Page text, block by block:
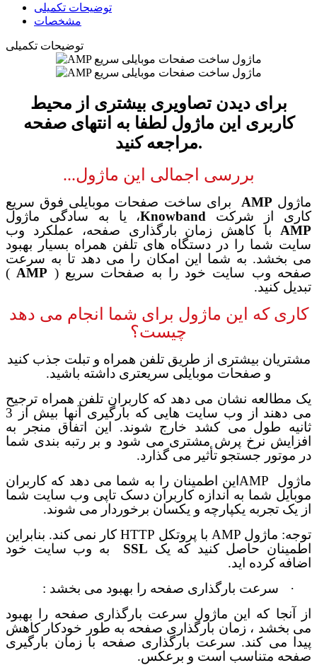
توضیحات تکمیلی
مشخصات
توضیحات تکمیلی
برای دیدن تصاویری بیشتری از محیط
کاربری این ماژول لطفا به انتهای صفحه
مراجعه کنید.
بررسی اجمالی این ماژول...
ماژول AMP
برای ساخت صفحات موبایلی فوق سریع
کاری از شرکت Knowband، یا به سادگی ماژول
AMP
با کاهش زمان بارگذاری صفحه، عملکرد وب
سایت شما را در دستگاه های تلفن همراه بسیار بهبود
می بخشد. به شما این امکان را می دهد تا به سرعت
صفحه وب سایت خود را به صفحات سریع ( AMP
)
تبدیل کنید.
کاری که این ماژول برای شما انجام می دهد
چیست؟
مشتریان بیشتری از طریق تلفن همراه و تبلت جذب کنید
و صفحات موبایلی سریعتری داشته باشید.
یک مطالعه نشان می دهد که کاربران تلفن همراه ترجیح
می دهند از وب سایت هایی که بارگیری آنها بیش از 3
ثانیه طول می کشد خارج شوند. این اتفاق منجر به
افزایش نرخ پرش مشتری می شود و بر رتبه بندی شما
در موتور جستجو تأثیر می گذارد.
ماژول
AMPاین اطمینان را به شما می دهد که کاربران
موبایل شما به اندازه کاربران دسک تاپی وب سایت شما
از یک تجربه یکپارچه و یکسان برخوردار می شوند.
توجه: ماژول AMP با پروتکل HTTP کار نمی کند. بنابراین
اطمینان حاصل کنید که یک SSL
به وب سایت خود
اضافه کرده اید.
·
سرعت بارگذاری صفحه را بهبود می بخشد :
از آنجا که این ماژول سرعت بارگذاری صفحه را بهبود
می بخشد ، زمان بارگذاری صفحه به طور خودکار کاهش
پیدا می کند. سرعت بارگذاری صفحه با زمان بارگیری
صفحه متناسب است و برعکس.